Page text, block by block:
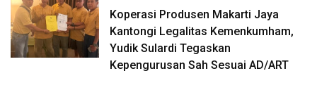
Koperasi Produsen Makarti Jaya
Kantongi Legalitas Kemenkumham,
Yudik Sulardi Tegaskan
Kepengurusan Sah Sesuai AD/ART